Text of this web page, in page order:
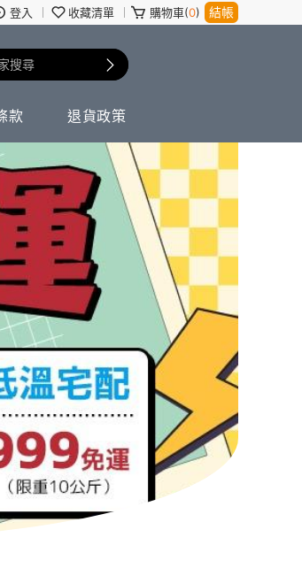
登入 收藏清單 購物車(0) 結帳
款 退貨政策